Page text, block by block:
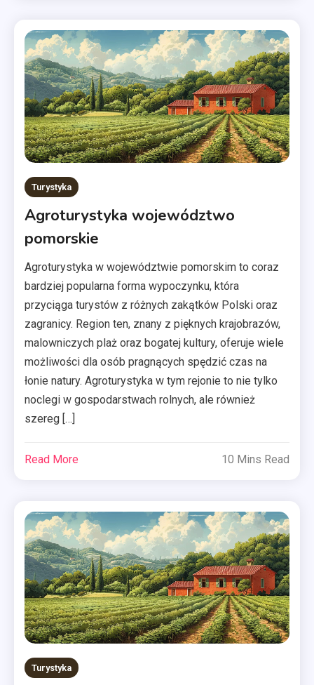
Turystyka
Agroturystyka województwo
pomorskie
Agroturystyka w województwie pomorskim to coraz
bardziej popularna forma wypoczynku, która
przyciąga turystów z różnych zakątków Polski oraz
zagranicy. Region ten, znany z pięknych krajobrazów,
malowniczych plaż oraz bogatej kultury, oferuje wiele
możliwości dla osób pragnących spędzić czas na
łonie natury. Agroturystyka w tym rejonie to nie tylko
noclegi w gospodarstwach rolnych, ale również
szereg […]
Read More 10 Mins Read
Turystyka